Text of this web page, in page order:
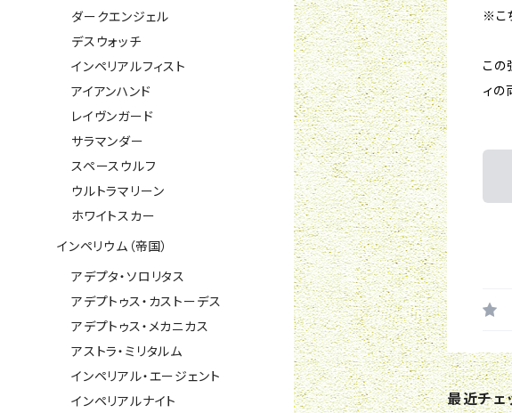
※こ
この
ィの
最近チェ
ダークエンジェル
デスウォッチ
インペリアルフィスト
アイアンハンド
レイヴンガード
サラマンダー
スペースウルフ
ウルトラマリーン
ホワイトスカー
インペリウム（帝国）
アデプタ・ソロリタス
アデプトゥス・カストーデス
アデプトゥス・メカニカス
アストラ・ミリタルム
インペリアル・エージェント
インペリアルナイト